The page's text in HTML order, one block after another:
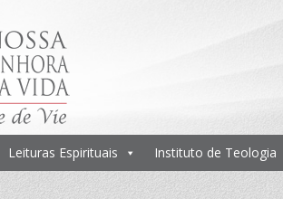
Leituras Espirituais Instituto de Teologia